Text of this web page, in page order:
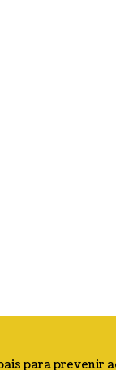
para prevenir